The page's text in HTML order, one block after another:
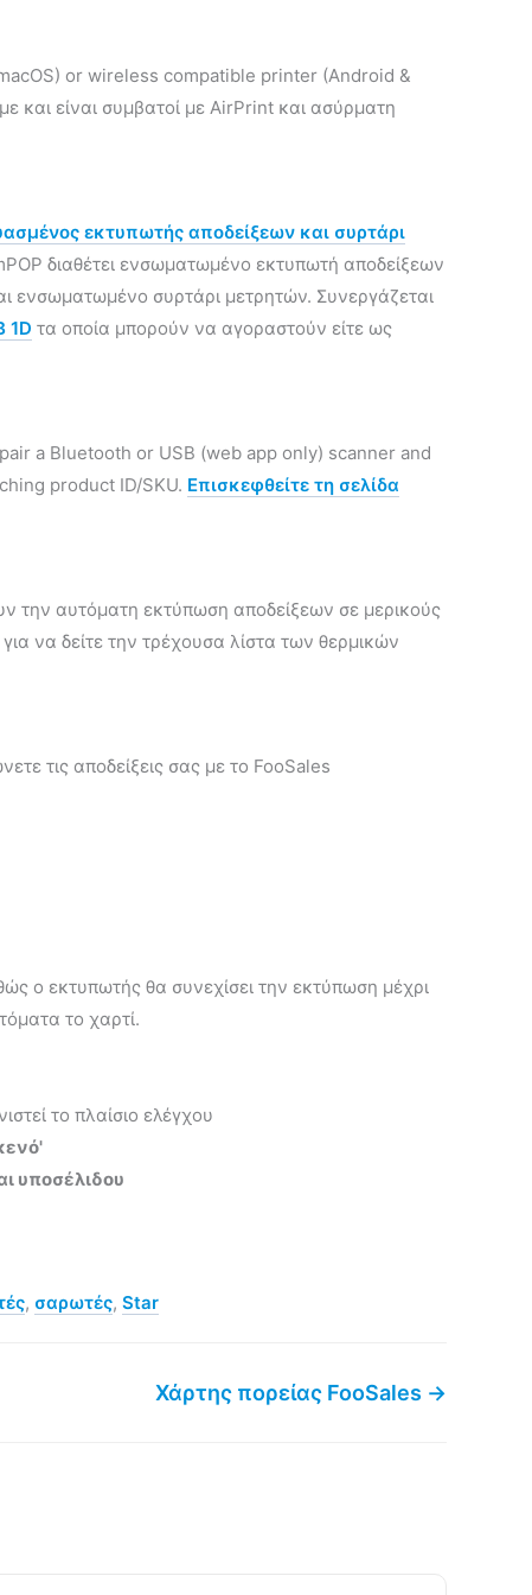
or wireless compatible printer (Android &
και είναι συμβατοί με AirPrint και ασύρματη
εκτυπωτής αποδείξεων και συρτάρι
διαθέτει ενσωματωμένο εκτυπωτή αποδείξεων
ενσωματωμένο συρτάρι μετρητών. Συνεργάζεται
1D τα οποία μπορούν να αγοραστούν είτε ως
a Bluetooth or USB (web app only) scanner and
product ID/SKU. Επισκεφθείτε τη σελίδα
την αυτόματη εκτύπωση αποδείξεων σε μερικούς
για να δείτε την τρέχουσα λίστα των θερμικών
τις αποδείξεις σας με το FooSales
ο εκτυπωτής θα συνεχίσει την εκτύπωση μέχρι
το χαρτί.
το πλαίσιο ελέγχου
υποσέλιδου
, σαρωτές, Star
Χάρτης πορείας FooSales →